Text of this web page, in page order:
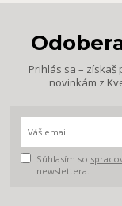
Prihlás sa – získaš
novinkám z
Súhlasím so
newslettera.